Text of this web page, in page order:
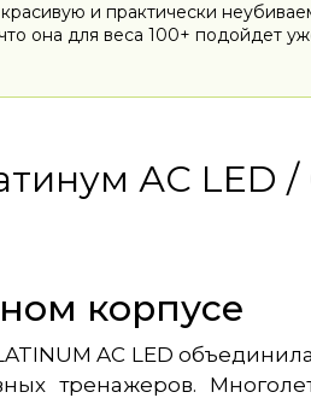
и практически
она для веса 100+ подойдет
АС LED /
корпусе
AC LED
тренажеров.